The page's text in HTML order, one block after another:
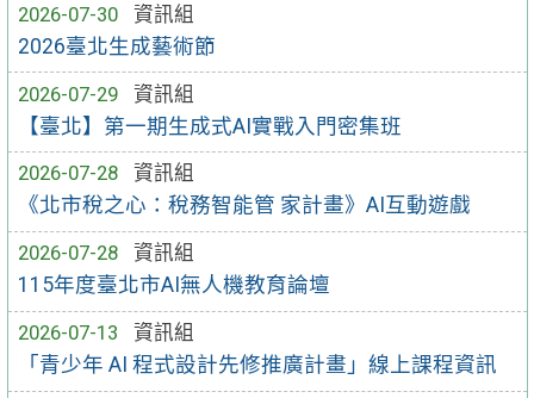
2026-07-30
資訊組
2026臺北生成藝術節
2026-07-29
資訊組
【臺北】第一期生成式AI實戰入門密集班
2026-07-28
資訊組
《北市稅之心：稅務智能管 家計畫》AI互動遊戲
2026-07-28
資訊組
115年度臺北市AI無人機教育論壇
2026-07-13
資訊組
「青少年 AI 程式設計先修推廣計畫」線上課程資訊